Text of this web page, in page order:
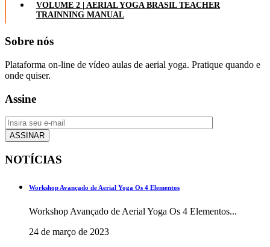
VOLUME 2 | AERIAL YOGA BRASIL TEACHER
TRAINNING MANUAL
Sobre nós
Plataforma on-line de vídeo aulas de aerial yoga. Pratique quando e
onde quiser.
Assine
NOTÍCIAS
Workshop Avançado de Aerial Yoga Os 4 Elementos
Workshop Avançado de Aerial Yoga Os 4 Elementos...
24 de março de 2023